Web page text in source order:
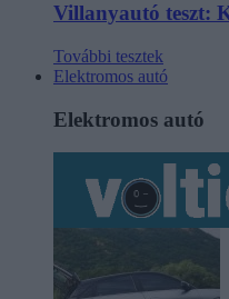
Villanyautó teszt:
További tesztek
Elektromos autó
Elektromos autó